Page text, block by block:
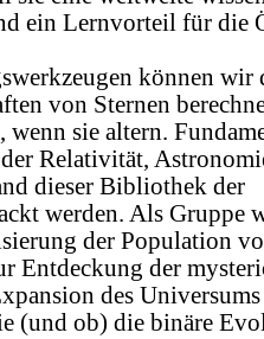
ein Lernvorteil für die
können wir
von Sternen
wenn sie altern.
Relativität,
dieser Bibliothek der
werden. Als Gruppe
der Population
Entdeckung der
des
(und ob) die binäre